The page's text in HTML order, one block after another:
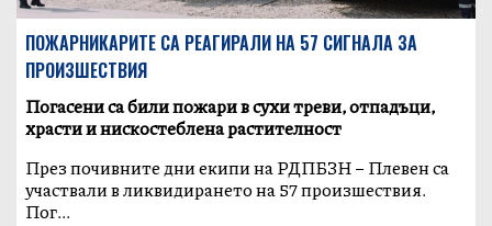
ПОЖАРНИКАРИТЕ СА РЕАГИРАЛИ НА 57 СИГНАЛА ЗА
ПРОИЗШЕСТВИЯ
Погасени са били пожари в сухи треви, отпадъци,
храсти и нискостеблена растителност
През почивните дни екипи на РДПБЗН – Плевен са
участвали в ликвидирането на 57 произшествия.
Пог...